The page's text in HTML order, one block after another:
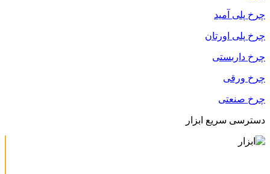
چرخ پلی آمید
چرخ پلی اورتان
چرخ داربستی
چرخ ورقی
چرخ صنعتی
دسترسی سریع ابزار